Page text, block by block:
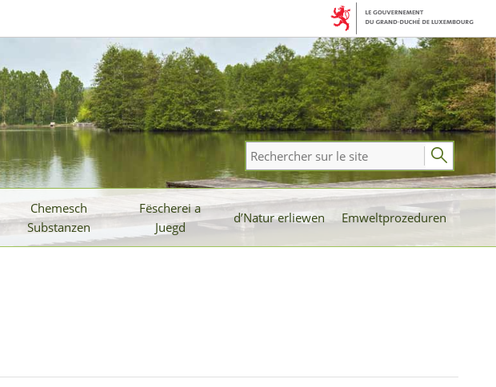
Chemesch
Substanzen
Fëscherei a
Juegd
d’Natur erliewen Emweltprozeduren
Rechercher
sur
le
site